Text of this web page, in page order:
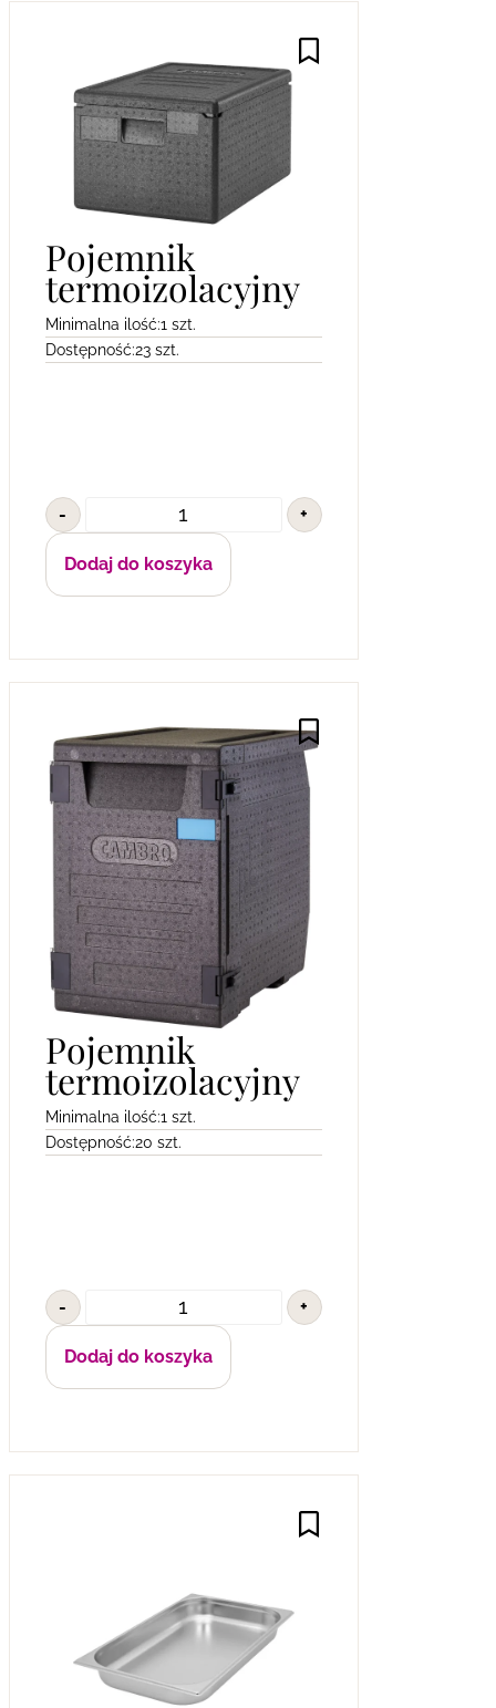
Pojemnik
termoizolacyjny
Minimalna ilość:1 szt.
Dostępność:23 szt.
- +
Dodaj do koszyka
Pojemnik
termoizolacyjny
Minimalna ilość:1 szt.
Dostępność:20 szt.
- +
Dodaj do koszyka